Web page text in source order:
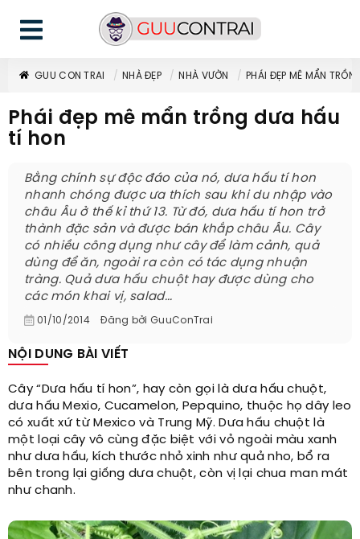
GUU CON TRAI NHÀ ĐẸP NHÀ VƯỜN PHÁI ĐẸP MÊ MẨN
Phái đẹp mê mẩn trồng dưa hấu
tí hon
Bằng chính sự độc đáo của nó, dưa hấu tí hon
nhanh chóng được ưa thích sau khi du nhập vào
châu Âu ở thế kỉ thứ 13. Từ đó, dưa hấu tí hon trở
thành đặc sản và được bán khắp châu Âu. Cây
có nhiều công dụng như cây để làm cảnh, quả
dùng để ăn, ngoài ra còn có tác dụng nhuận
tràng. Quả dưa hấu chuột hay được dùng cho
các món khai vị, salad...
01/10/2014 Đăng bởi GuuConTrai
NỘI DUNG BÀI VIẾT
Cây “Dưa hấu tí hon”, hay còn gọi là dưa hấu chuột,
dưa hấu Mexio, Cucamelon, Pepquino, thuộc họ dây leo
có xuất xứ từ Mexico và Trung Mỹ. Dưa hấu chuột là
một loại cây vô cùng đặc biệt với vỏ ngoài màu xanh
như dưa hấu, kích thước nhỏ xinh như quả nho, bổ ra
bên trong lại giống dưa chuột, còn vị lại chua man mát
như chanh.